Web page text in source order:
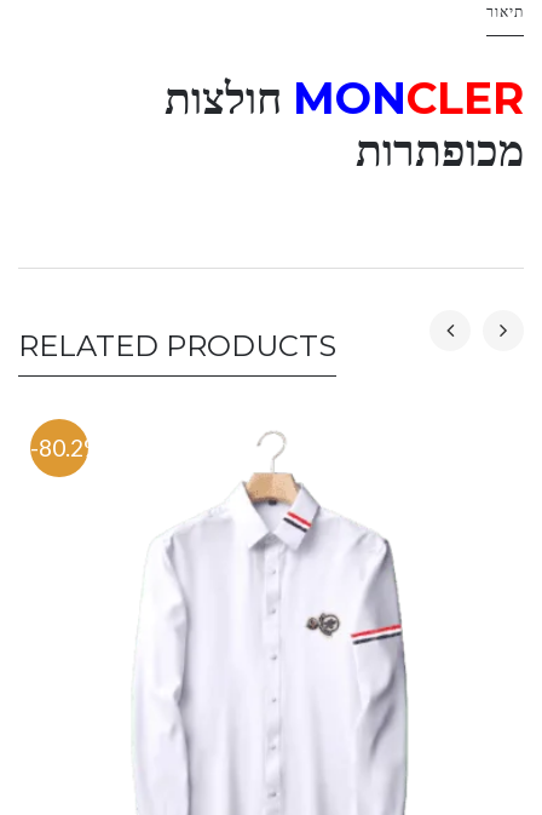
תיאור
MONCLER
חולצות
מכופתרות
RELATED PRODUCTS
-80.2%